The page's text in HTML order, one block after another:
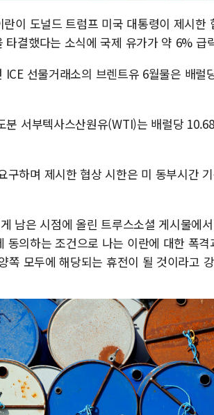
이 도널드 트럼프 미국 대통령이 제시한
결했다는 소식에 국제 유가가 약 6% 급
선물거래소의 브렌트유 6월물은 배럴
분 서부텍사스산원유(WTI)는 배럴당
구하며 제시한 협상 시한은 미 동부시간
남은 시점에 올린 트루스소셜 게시물에
동의하는 조건으로 나는 이란에 대한 폭
쪽 모두에 해당되는 휴전이 될 것이라고